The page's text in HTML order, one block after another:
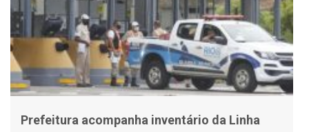
Prefeitura acompanha inventário da Linha